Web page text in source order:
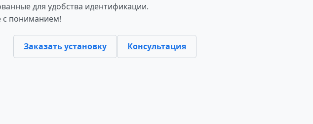
для удобства идентификации.
с пониманием!
Заказать установку Консультация